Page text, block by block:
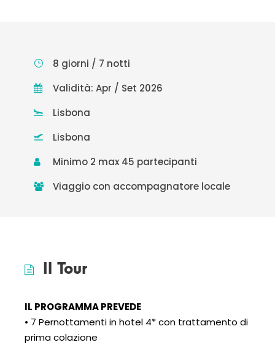
8 giorni / 7 notti
Validità: Apr / Set 2026
Lisbona
Lisbona
Minimo 2 max 45 partecipanti
Viaggio con accompagnatore locale
Il Tour
IL PROGRAMMA PREVEDE
• 7 Pernottamenti in hotel 4* con trattamento di
prima colazione